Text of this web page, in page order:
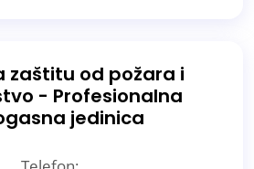
zaštitu od požara i
- Profesionalna
jedinica